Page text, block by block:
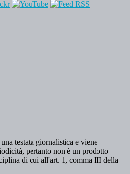
testata giornalistica e viene
pertanto non è un prodotto
di cui all'art. 1, comma III della